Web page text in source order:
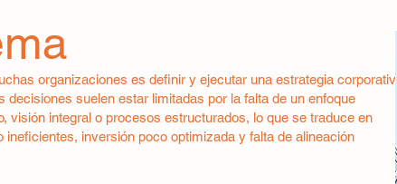
organizaciones es definir y ejecutar una estrategia corporativa
decisiones suelen estar limitadas por la falta de un enfoque
visión integral o procesos estructurados, lo que se traduce en
ineficientes, inversión poco optimizada y falta de alineación